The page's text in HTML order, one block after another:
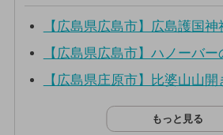
【広島県広島市】広島護国
【広島県広島市】ハノーバー
【広島県庄原市】比婆山山開
もっと見る